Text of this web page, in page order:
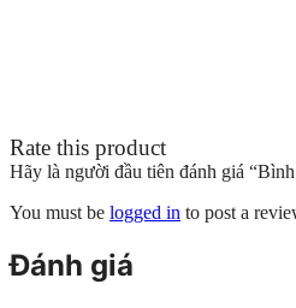
Rate this product
Hãy là người đầu tiên đánh giá
You must be logged in to post a
Đánh giá